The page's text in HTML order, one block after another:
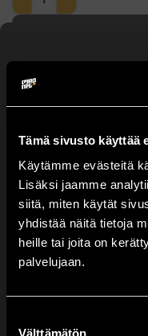
Tämä sivusto käyttää
Käytämme evästeitä
Lisäksi jaamme
siitä, miten käytät
yhdistää näitä tietoja
heille tai joita on
palvelujaan.
Välttämätön
Ilmainen toimitus
Osasto:Turvatuotteet
Arviot
Valitse
Huom: Voit tilata
myyntipisteeseen.
valitaan kassalla!